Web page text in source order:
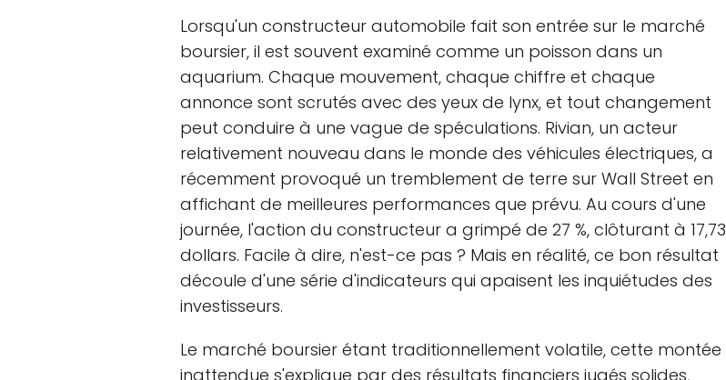
Lorsqu'un constructeur automobile fait son entrée sur le marché
boursier, il est souvent examiné comme un poisson dans un
aquarium. Chaque mouvement, chaque chiffre et chaque
annonce sont scrutés avec des yeux de lynx, et tout changement
peut conduire à une vague de spéculations. Rivian, un acteur
relativement nouveau dans le monde des véhicules électriques, a
récemment provoqué un tremblement de terre sur Wall Street en
affichant de meilleures performances que prévu. Au cours d'une
journée, l'action du constructeur a grimpé de 27 %, clôturant à 17,73
dollars. Facile à dire, n'est-ce pas ? Mais en réalité, ce bon résultat
découle d'une série d'indicateurs qui apaisent les inquiétudes des
investisseurs.
Le marché boursier étant traditionnellement volatile, cette montée
inattendue s'explique par des résultats financiers jugés solides,